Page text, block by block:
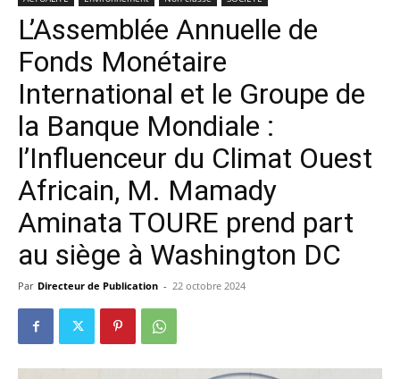
L’Assemblée Annuelle de
Fonds Monétaire
International et le Groupe de
la Banque Mondiale :
l’Influenceur du Climat Ouest
Africain, M. Mamady
Aminata TOURE prend part
au siège à Washington DC
Par Directeur de Publication - 22 octobre 2024